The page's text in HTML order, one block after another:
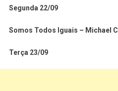
Segunda 22/09
Somos Todos Iguais – Michael
Terça 23/09